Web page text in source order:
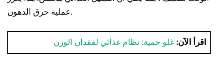
عملية حرق الدهون.
اقرأ الآن:غلو حمية: نظام غذائي لفقدان الوزن